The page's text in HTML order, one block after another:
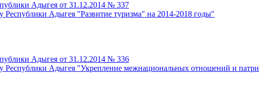
Адыгея от 31.12.2014 № 337
Адыгея "Развитие туризма" на 2014-2018 годы"
Адыгея от 31.12.2014 № 336
Республики Адыгея "Укрепление межнациональных отношений и